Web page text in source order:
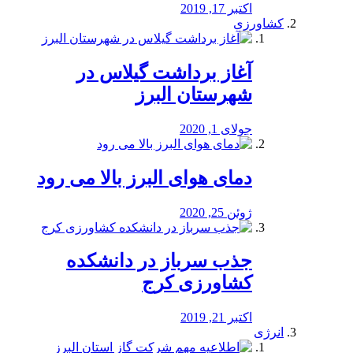
اکتبر 17, 2019
کشاورزی
آغاز برداشت گیلاس در
شهرستان البرز
جولای 1, 2020
دمای هوای البرز بالا می رود
ژوئن 25, 2020
جذب سرباز در دانشکده
کشاورزی کرج
اکتبر 21, 2019
انرژی